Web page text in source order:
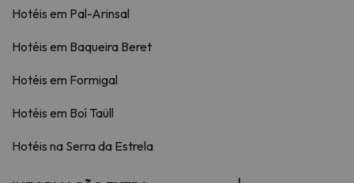
Hotéis em Pal-Arinsal
Hotéis em Baqueira Beret
Hotéis em Formigal
Hotéis em Boí Taüll
Hotéis na Serra da Estrela